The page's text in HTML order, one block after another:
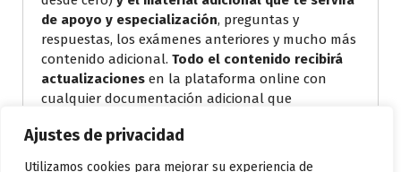
Ajustes de privacidad
Utilizamos cookies para mejorar su experiencia de
de apoyo y especialización, preguntas y
respuestas, los exámenes anteriores y mucho más
contenido adicional. Todo el contenido recibirá
actualizaciones en la plataforma online con
cualquier documentación adicional que